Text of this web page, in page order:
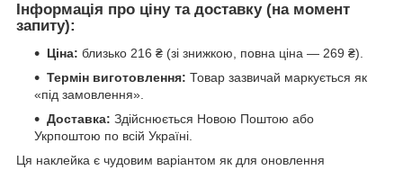
Інформація про ціну та доставку (на момент
запиту):
Ціна: близько 216 ₴ (зі знижкою, повна ціна — 269 ₴).
Термін виготовлення: Товар зазвичай маркується як
«під замовлення».
Доставка: Здійснюється Новою Поштою або
Укрпоштою по всій Україні.
Ця наклейка є чудовим варіантом як для оновлення